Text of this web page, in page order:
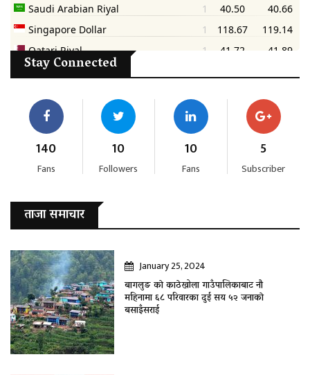
Stay Connected
140
Fans
10
Followers
10
Fans
5
Subscriber
ताजा समाचार
January 25, 2024
बागलुङ काे काठेखोला गाउँपालिकाबाट नौ
महिनामा ६८ परिवारका दुई सय ५२ जनाकाे
बसाइँसराई